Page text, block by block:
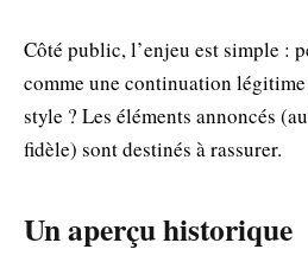
Côté public, l’enjeu est simple :
comme une continuation
style ? Les éléments annoncés
fidèle) sont destinés à rassurer.
Un aperçu historique